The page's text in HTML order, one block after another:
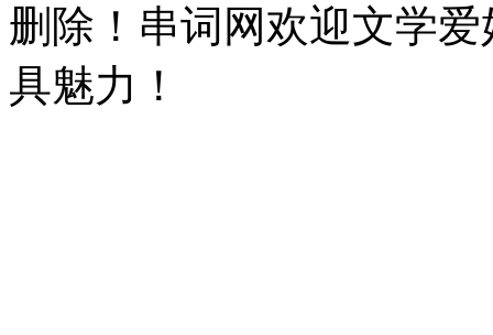
删除！串词网欢迎文学
具魅力！